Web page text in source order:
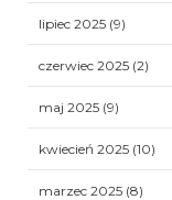
lipiec 2025 (9)
czerwiec 2025 (2)
maj 2025 (9)
kwiecień 2025 (10)
marzec 2025 (8)